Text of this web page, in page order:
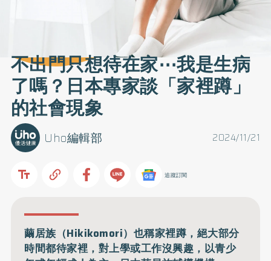
不出門只想待在家⋯我是生病
了嗎？日本專家談「家裡蹲」
的社會現象
2024/11/21
Uho編輯部
追蹤訂閱
繭居族（Hikikomori）也稱家裡蹲，絕大部分
時間都待家裡，對上學或工作沒興趣，以青少